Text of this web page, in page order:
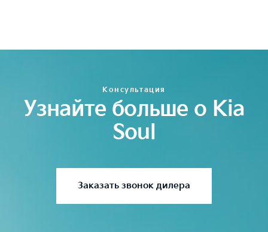
Консультация
Узнайте больше о Kia
Soul
Заказать звонок дилера